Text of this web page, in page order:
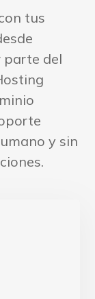
tus
parte del
y sin